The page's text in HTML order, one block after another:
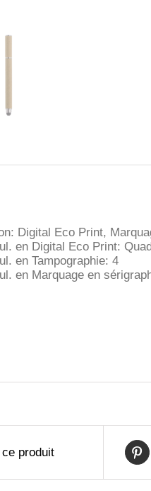
Digital Eco Print,
en Digital Eco Print:
en Tampographie: 4
en Marquage en
produit